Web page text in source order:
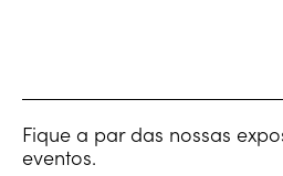
Fique a par das nossas
eventos.